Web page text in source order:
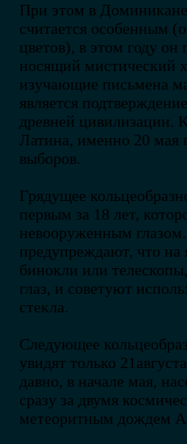
При этом в
считается особенным
цветов), в этом году он
носящий мистический
изучающие письмена
является
древней цивилизации.
Латина, именно 20 мая
выборов.
Грядущее
первым за 18 лет,
невооруженным
предупреждают, что на
бинокли или
глаз, и советуют
стекла.
Следующее
увидят только
давно, в начале мая,
сразу за двумя
метеоритным дождем